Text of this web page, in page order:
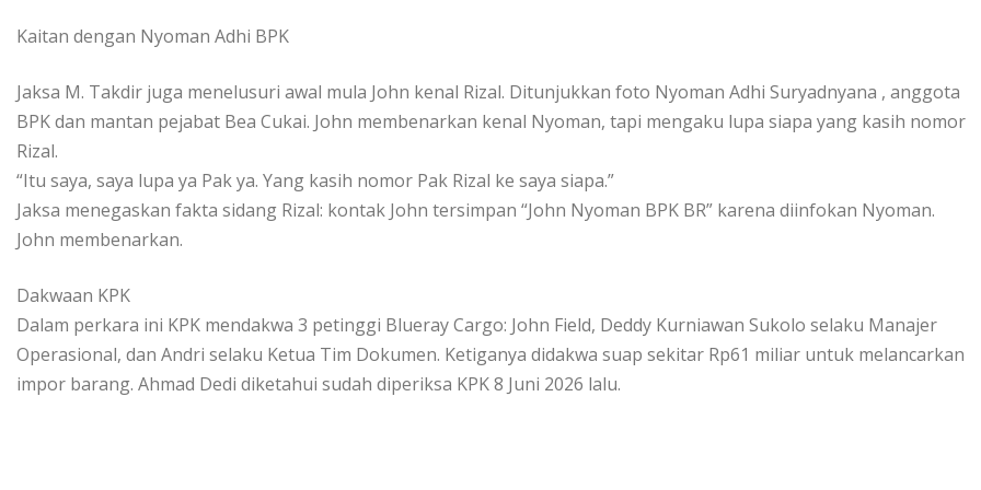
Kaitan dengan Nyoman Adhi BPK
Jaksa M. Takdir juga menelusuri awal mula John kenal Rizal. Ditunjukkan foto Nyoman Adhi Suryadnyana , anggota
BPK dan mantan pejabat Bea Cukai. John membenarkan kenal Nyoman, tapi mengaku lupa siapa yang kasih nomor
Rizal.
“Itu saya, saya lupa ya Pak ya. Yang kasih nomor Pak Rizal ke saya siapa.”
Jaksa menegaskan fakta sidang Rizal: kontak John tersimpan “John Nyoman BPK BR” karena diinfokan Nyoman.
John membenarkan.
Dakwaan KPK
Dalam perkara ini KPK mendakwa 3 petinggi Blueray Cargo: John Field, Deddy Kurniawan Sukolo selaku Manajer
Operasional, dan Andri selaku Ketua Tim Dokumen. Ketiganya didakwa suap sekitar Rp61 miliar untuk melancarkan
impor barang. Ahmad Dedi diketahui sudah diperiksa KPK 8 Juni 2026 lalu.